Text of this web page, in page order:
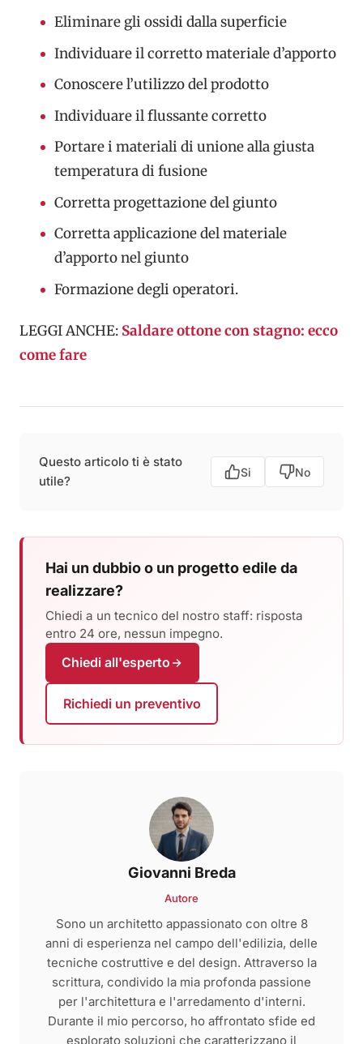
Eliminare gli ossidi dalla superficie
Individuare il corretto materiale d’apporto
Conoscere l’utilizzo del prodotto
Individuare il flussante corretto
Portare i materiali di unione alla giusta
temperatura di fusione
Corretta progettazione del giunto
Corretta applicazione del materiale
d’apporto nel giunto
Formazione degli operatori.
LEGGI ANCHE: Saldare ottone con stagno: ecco
come fare
Questo articolo ti è stato
utile?
Si No
Hai un dubbio o un progetto edile da
realizzare?
Chiedi a un tecnico del nostro staff: risposta
entro 24 ore, nessun impegno.
Chiedi all'esperto
Richiedi un preventivo
Giovanni Breda
Autore
Sono un architetto appassionato con oltre 8
anni di esperienza nel campo dell'edilizia, delle
tecniche costruttive e del design. Attraverso la
scrittura, condivido la mia profonda passione
per l'architettura e l'arredamento d'interni.
Durante il mio percorso, ho affrontato sfide ed
esplorato soluzioni che caratterizzano il